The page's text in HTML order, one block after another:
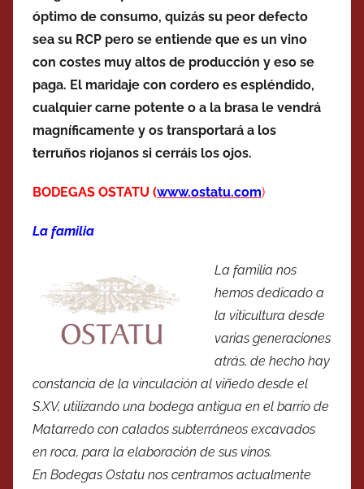
óptimo de consumo, quizás su peor defecto
sea su RCP pero se entiende que es un vino
con costes muy altos de producción y eso se
paga. El maridaje con cordero es espléndido,
cualquier carne potente o a la brasa le vendrá
magníficamente y os transportará a los
terruños riojanos si cerráis los ojos.
BODEGAS OSTATU (www.ostatu.com)
La familia
La familia nos
hemos dedicado a
la viticultura desde
varias generaciones
atrás, de hecho hay
constancia de la vinculación al viñedo desde el
S.XV, utilizando una bodega antigua en el barrio de
Matarredo con calados subterráneos excavados
en roca, para la elaboración de sus vinos.
En Bodegas Ostatu nos centramos actualmente